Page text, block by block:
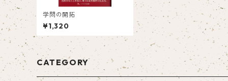
学問の開拓
¥1,320
CATEGORY